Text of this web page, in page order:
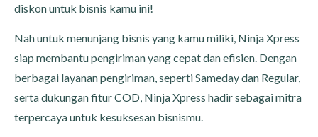
diskon untuk bisnis kamu ini!
Nah untuk menunjang bisnis yang kamu miliki, Ninja Xpress
siap membantu pengiriman yang cepat dan efisien. Dengan
berbagai layanan pengiriman, seperti Sameday dan Regular,
serta dukungan fitur COD, Ninja Xpress hadir sebagai mitra
terpercaya untuk kesuksesan bisnismu.